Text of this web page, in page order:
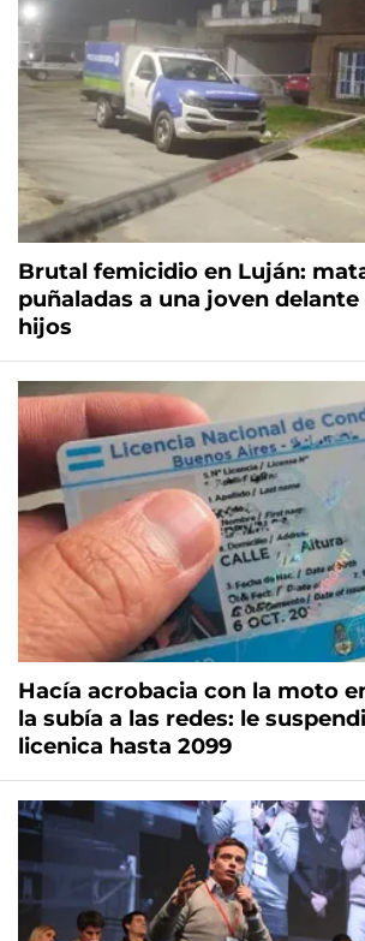
Brutal femicidio en Luján:
puñaladas a una joven
hijos
Hacía acrobacia con la moto
la subía a las redes: le
licenica hasta 2099